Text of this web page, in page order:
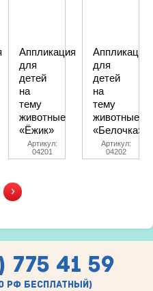
Аппликация
для
детей
на
тему
животные
«Ёжик»
Артикул:
04201
Аппликация
для
детей
на
тему
животные
«Белочка»
Артикул:
04202
›
775 41 59
рф бесплатный)